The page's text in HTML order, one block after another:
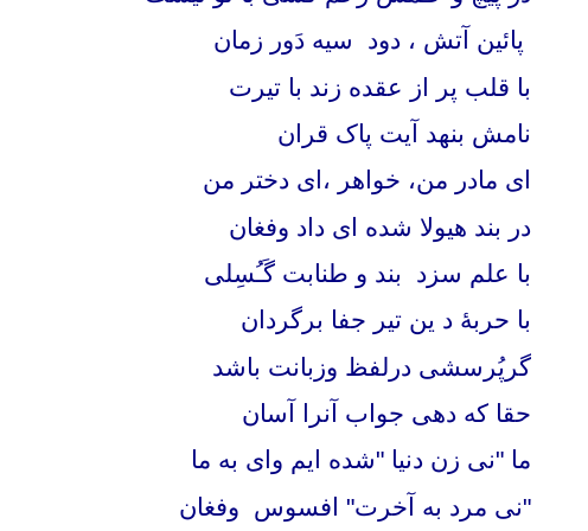
پائین آتش ، دود سیه دَور زمان
با قلب پر از عقده زند با تیرت
نامش بنهد آیت پاک قران
ای مادر من، خواهر ،ای دختر من
در بند هیولا شده ای داد وفغان
با علم سزد بند و طنابت گَـُسِلی
با حربۀ د ین تیر جفا برگردان
گرپُرسشی درلفظ وزبانت باشد
حقا که دهی جواب آنرا آسان
ما "نی زن دنیا "شده ایم وای به ما
"نی مرد به آخرت" افسوس وفغان